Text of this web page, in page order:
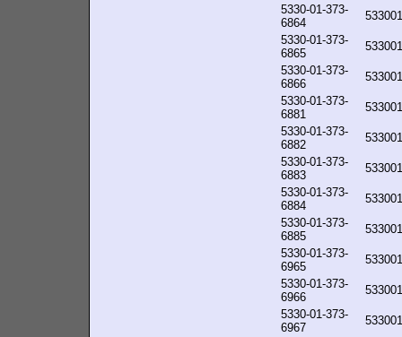
5330-01-373-
6864
5330-01-373-
6865
5330-01-373-
6866
5330-01-373-
6881
5330-01-373-
6882
5330-01-373-
6883
5330-01-373-
6884
5330-01-373-
6885
5330-01-373-
6965
5330-01-373-
6966
5330-01-373-
6967